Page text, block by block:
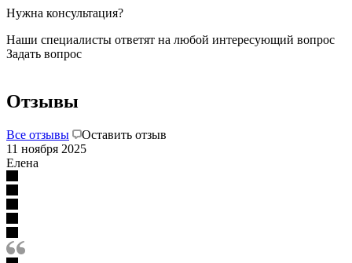
Нужна консультация?
Наши специалисты ответят на любой интересующий вопрос
Задать вопрос
Отзывы
Все отзывы
Оставить отзыв
11 ноября 2025
Елена